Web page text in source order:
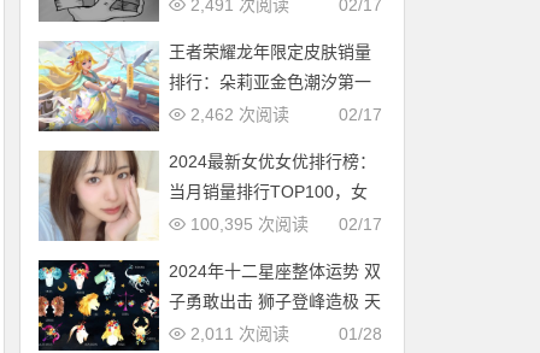
02/17
2,491 次阅读
王者荣耀龙年限定皮肤销量
排行：朵莉亚金色潮汐第一
02/17
2,462 次阅读
2024最新女优女优排行榜：
当月销量排行TOP100，女
优新人多多（2024年1月，
02/17
100,395 次阅读
2024年十二星座整体运势 双
子勇敢出击 狮子登峰造极 天
蝎适者生存 摩羯脱胎换骨01/28
2,011 次阅读